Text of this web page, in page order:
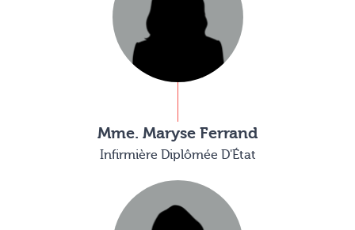
Mme. Maryse Ferrand
Infirmière Diplômée D'État